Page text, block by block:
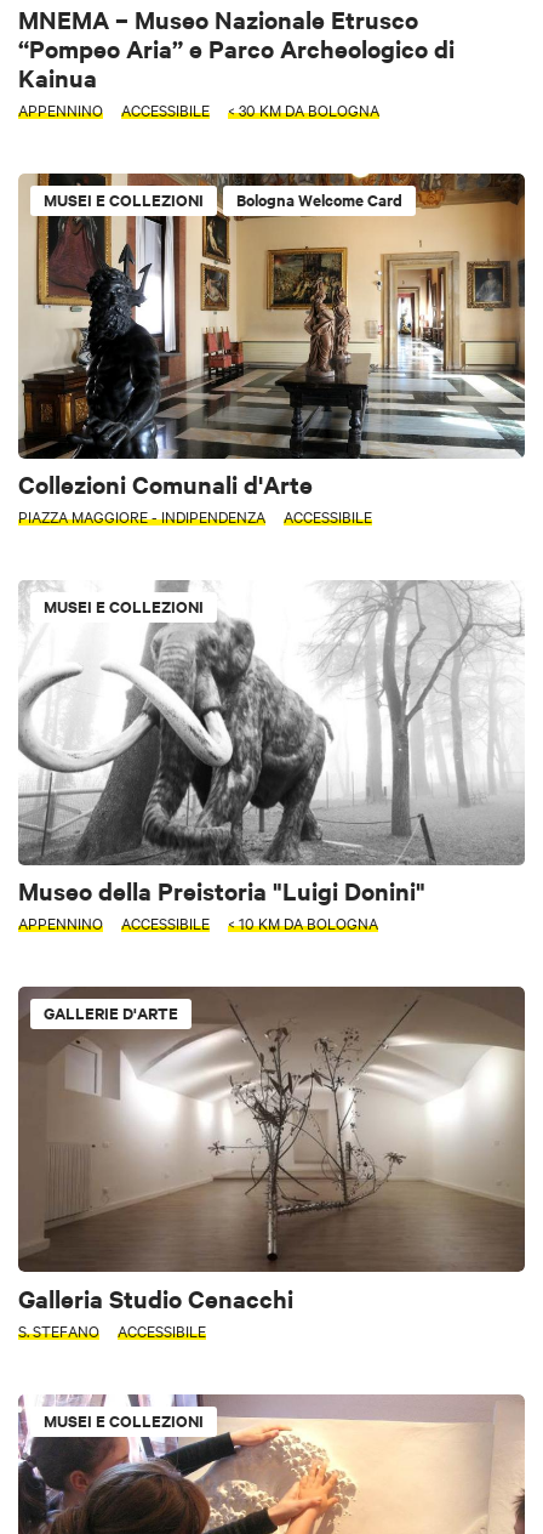
MNEMA – Museo Nazionale Etrusco
“Pompeo Aria” e Parco Archeologico di
Kainua
APPENNINO ACCESSIBILE < 30 KM DA BOLOGNA
MUSEI E COLLEZIONI Bologna Welcome Card
Collezioni Comunali d'Arte
PIAZZA MAGGIORE - INDIPENDENZA ACCESSIBILE
MUSEI E COLLEZIONI
Museo della Preistoria "Luigi Donini"
APPENNINO ACCESSIBILE < 10 KM DA BOLOGNA
GALLERIE D'ARTE
Galleria Studio Cenacchi
S. STEFANO ACCESSIBILE
MUSEI E COLLEZIONI